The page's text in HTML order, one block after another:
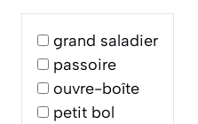
grand saladier
passoire
ouvre-boîte
petit bol